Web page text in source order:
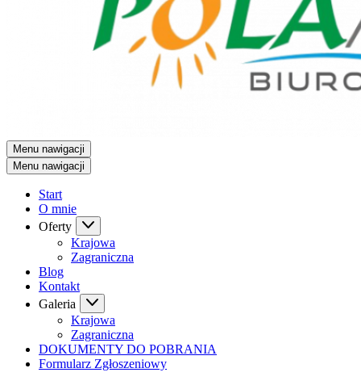
Menu nawigacji
Menu nawigacji
Start
O mnie
Oferty
Krajowa
Zagraniczna
Blog
Kontakt
Galeria
Krajowa
Zagraniczna
DOKUMENTY DO POBRANIA
Formularz Zgłoszeniowy